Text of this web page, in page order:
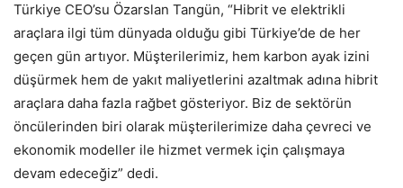
Türkiye CEO’su Özarslan Tangün, “Hibrit ve elektrikli
araçlara ilgi tüm dünyada olduğu gibi Türkiye’de de her
geçen gün artıyor. Müşterilerimiz, hem karbon ayak izini
düşürmek hem de yakıt maliyetlerini azaltmak adına hibrit
araçlara daha fazla rağbet gösteriyor. Biz de sektörün
öncülerinden biri olarak müşterilerimize daha çevreci ve
ekonomik modeller ile hizmet vermek için çalışmaya
devam edeceğiz” dedi.